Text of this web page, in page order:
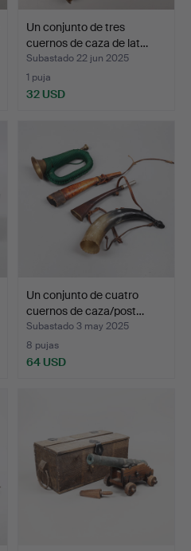
Un conjunto de tres
cuernos de caza de lat…
Subastado 22 jun 2025
1 puja
32 USD
Un conjunto de cuatro
cuernos de caza/post…
Subastado 3 may 2025
8 pujas
64 USD